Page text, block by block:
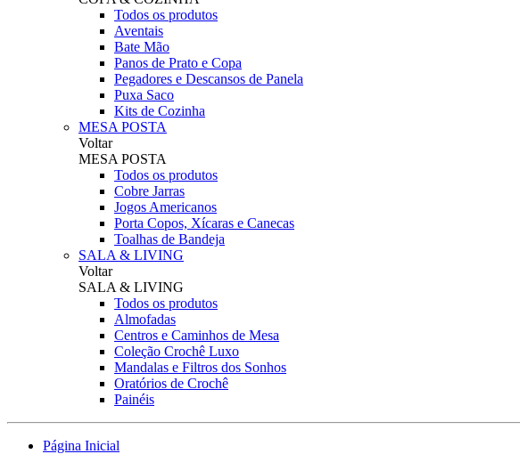
Todos os produtos
Aventais
Bate Mão
Panos de Prato e Copa
Pegadores e Descansos de Panela
Puxa Saco
Kits de Cozinha
MESA POSTA
Voltar
MESA POSTA
Todos os produtos
Cobre Jarras
Jogos Americanos
Porta Copos, Xícaras e Canecas
Toalhas de Bandeja
SALA & LIVING
Voltar
SALA & LIVING
Todos os produtos
Almofadas
Centros e Caminhos de Mesa
Coleção Crochê Luxo
Mandalas e Filtros dos Sonhos
Oratórios de Crochê
Painéis
Página Inicial